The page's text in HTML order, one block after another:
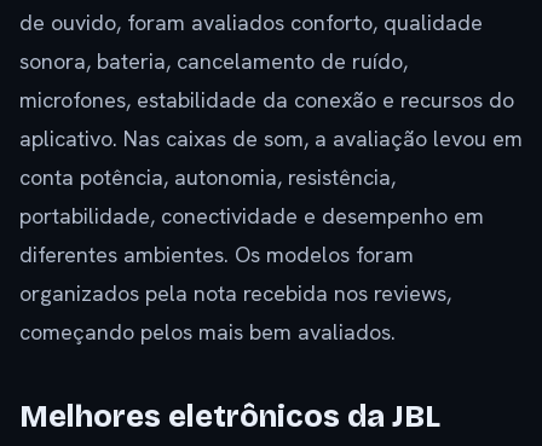
de ouvido, foram avaliados conforto, qualidade
sonora, bateria, cancelamento de ruído,
microfones, estabilidade da conexão e recursos do
aplicativo. Nas caixas de som, a avaliação levou em
conta potência, autonomia, resistência,
portabilidade, conectividade e desempenho em
diferentes ambientes. Os modelos foram
organizados pela nota recebida nos reviews,
começando pelos mais bem avaliados.
Melhores eletrônicos da JBL